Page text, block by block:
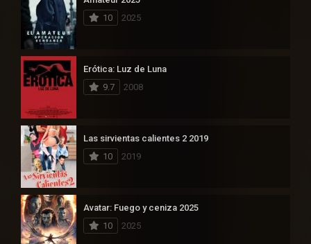
10
2025
Erótica: Luz de Luna
9.7
2008
Las sirvientas calientes 2 2019
10
2019
Avatar: Fuego y ceniza 2025
10
2025